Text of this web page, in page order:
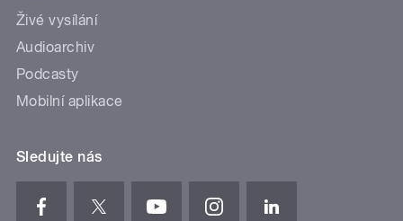
Živé vysílání
Audioarchiv
Podcasty
Mobilní aplikace
Sledujte nás